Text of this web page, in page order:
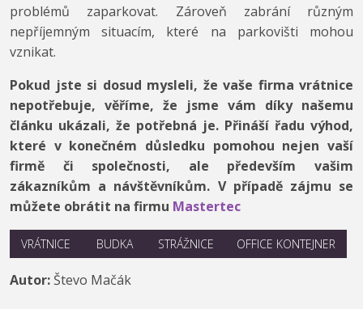
problémů zaparkovat. Zároveň zabrání různým
nepříjemným situacím, které na parkovišti mohou
vznikat.
Pokud jste si dosud mysleli, že vaše firma vrátnice
nepotřebuje, věříme, že jsme vám díky našemu
článku ukázali, že potřebná je. Přináší řadu výhod,
které v konečném důsledku pomohou nejen vaší
firmě či společnosti, ale především vašim
zákazníkům a návštěvníkům. V případě zájmu se
můžete obrátit na firmu Mastertec
VRÁTNICE BUDKA STRÁŽNICE OFFICE KONTEJNER
Autor: Števo Mačák